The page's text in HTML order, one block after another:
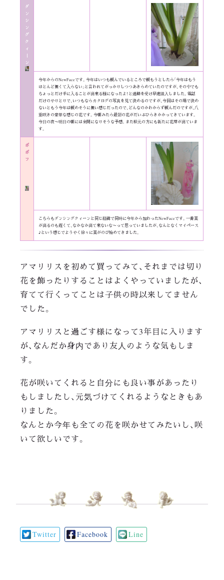
ダ
ン
シ
ン
グ
ク
ィ
｜
ン
今年からのNewFaceです。今年はいつも頼んでいるところで頼もうとしたら「今年はもう
ほとんど無くて入らない」と言われてがっかりしつつあきらめていたのですが、その中でも
ちょっとだけ手に入ることが出来る様になったよ！と連絡を受け早速購入しました。電話
だけのやりとりで、いつもならカタログの写真を見て決めるのですが、今回はその場で決め
ないともう今年は頼めそうに無い感じだったので、どんなのかわからず頼んだのですが、八
重咲きの豪華な感じの花です。今朝みたら最初の花がだいぶひらきかかってきています。
今日の夜〜明日の朝には全開になりそうな予感。また根元の方にも新たに花芽が出ていま
す。
ポ
ポ
フ
こちらもダンシングクィーンと同じ経緯で同時に今年から加わったNewFaceです。一番葉
が出るのも遅くて、なかなか出て来ないな〜って思っていましたが、なんとなくマイペース
♪という感じでようやく徐々に葉がのび始めてきました。
アマリリスを初めて買ってみて、それまでは切り
花を飾ったりすることはよくやっていましたが、
育てて行くってことは子供の時以来してません
でした。
アマリリスと過ごす様になって3年目に入ります
が、なんだか身内であり友人のような気もしま
す。
花が咲いてくれると自分にも良い事があったり
もしましたし、元気づけてくれるようなときもあ
りました。
なんとか今年も全ての花を咲かせてみたいし、咲
いて欲しいです。
Twitter Facebook Line